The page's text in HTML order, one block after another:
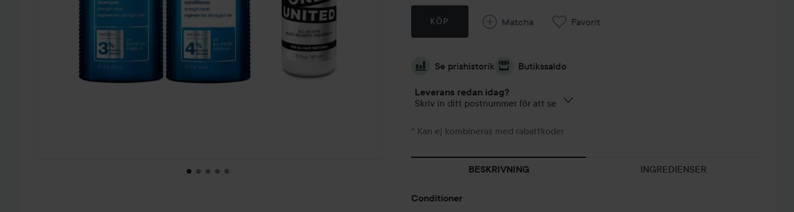
KÖP Matcha Favorit
Se prishistorik Butikssaldo
Leverans redan idag?
Skriv in ditt postnummer för att se
* Kan ej kombineras med rabattkoder
BESKRIVNING INGREDIENSER
Conditioner